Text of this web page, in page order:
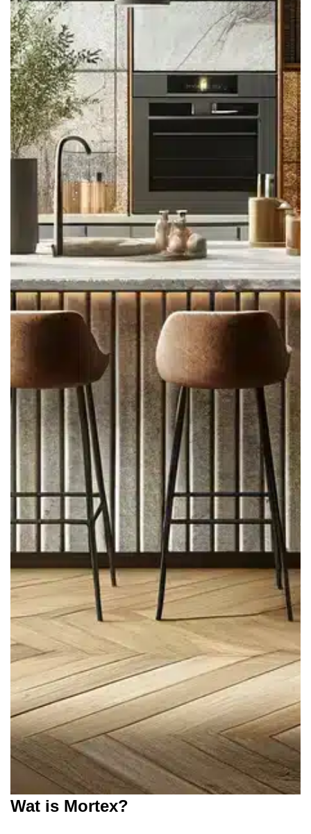
Wat is Mortex?